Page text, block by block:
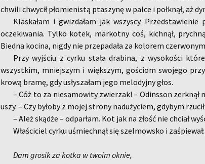
chwi­li chwy­cił pło­mie­ni­stą pta­szy­nę w palce i po­łknął, aż
Kla­ska­łam i gwiz­da­łam jak wszy­scy. Przed­sta­wie­nie
ocze­ki­wa­nia. Tylko kotek, mar­kot­ny coś, kich­nął,
Bied­na ko­ci­na, nigdy nie prze­pa­da­ła za ko­lo­rem
Przy wyj­ściu z cyrku stała dra­bi­na, z wy­so­ko­ści
wszyst­kim, mniej­szym i więk­szym, go­ściom swo­je­go
kro­wą bramę, gdy usły­sza­łam jego me­lo­dyj­ny głos.
– Cóż to za nie­sa­mo­wi­ty zwie­rzak! – Od­ins­son zer­k­nął
uszy. – Czy by­ło­by z mojej stro­ny nad­uży­ciem, gdy­bym
– Ależ skąd­że – od­par­łam. Kot jak na złość nie chciał
Wła­ści­ciel cyrku uśmiech­nął się szel­mow­sko i za­śpie­wał:
Dam gro­sik za kotka w twoim oknie,